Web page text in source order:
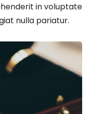
in voluptate
nulla pariatur.